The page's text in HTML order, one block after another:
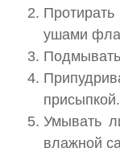
ушами
присыпкой.
Умывать
влажной